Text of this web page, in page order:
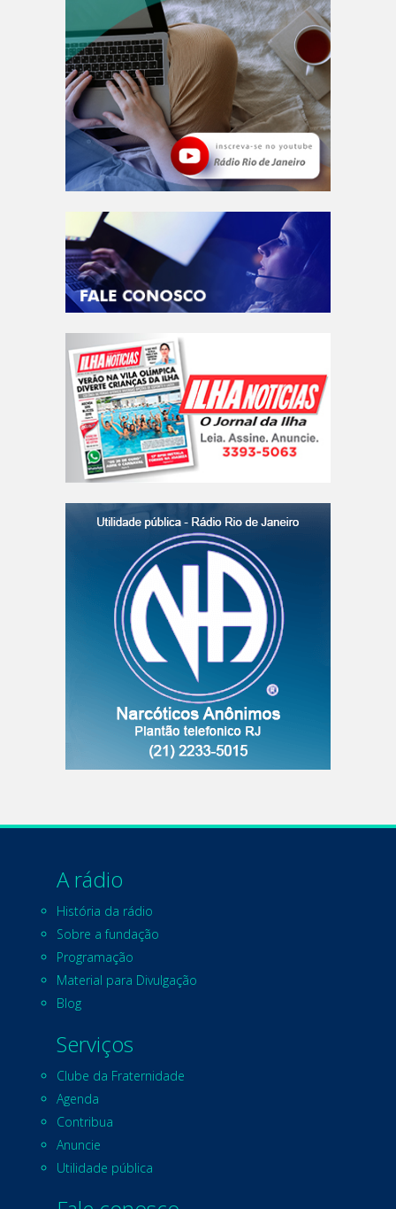
A rádio
História da rádio
Sobre a fundação
Programação
Material para Divulgação
Blog
Serviços
Clube da Fraternidade
Agenda
Contribua
Anuncie
Utilidade pública